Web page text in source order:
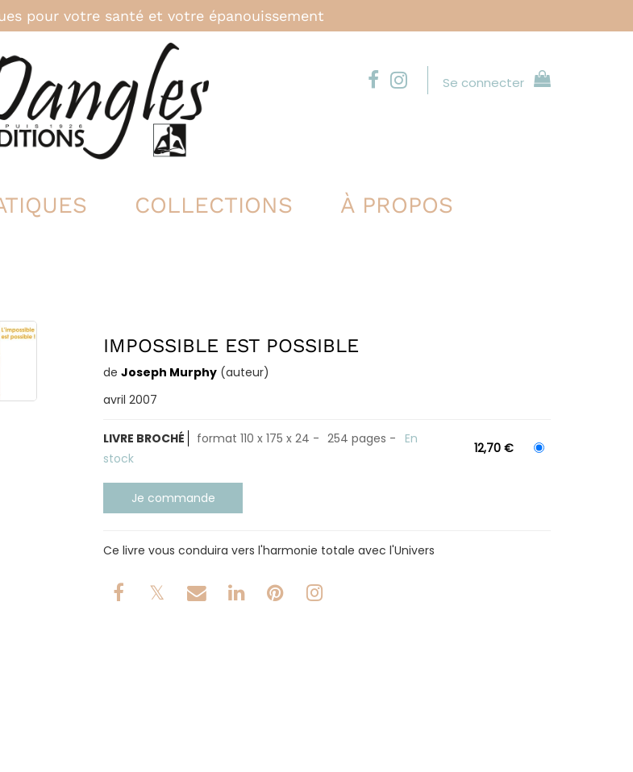
pour votre santé et votre épanouissement
Se connecter
COLLECTIONS À PROPOS
IMPOSSIBLE EST POSSIBLE
de Joseph Murphy (auteur)
avril 2007
LIVRE BROCHÉ format 110 x 175 x 24 254 pages
En
stock
12,70 €
Ce livre vous conduira vers l'harmonie totale avec l'Univers